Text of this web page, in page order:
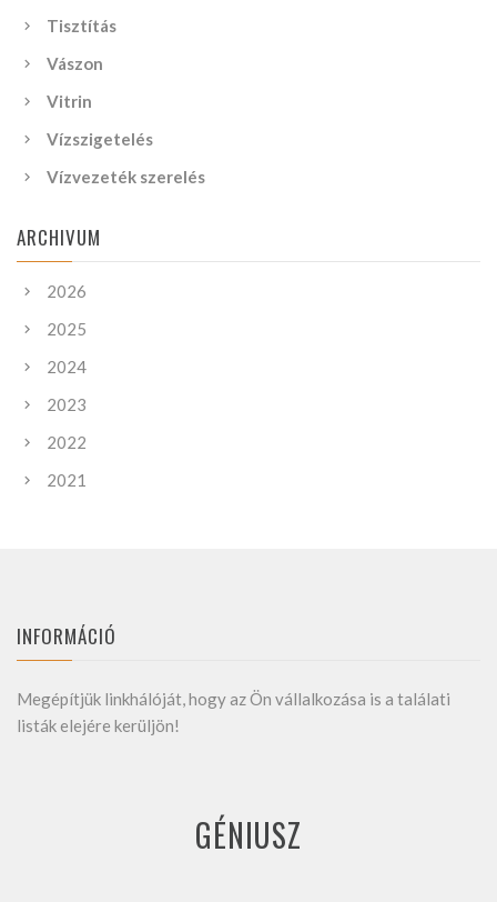
Tisztítás
Vászon
Vitrin
Vízszigetelés
Vízvezeték szerelés
ARCHIVUM
2026
2025
2024
2023
2022
2021
INFORMÁCIÓ
Megépítjük linkhálóját, hogy az Ön vállalkozása is a találati
listák elejére kerüljön!
GÉNIUSZ